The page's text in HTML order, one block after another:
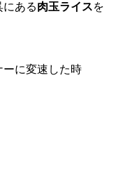
ある肉玉ライスを
に変速した時